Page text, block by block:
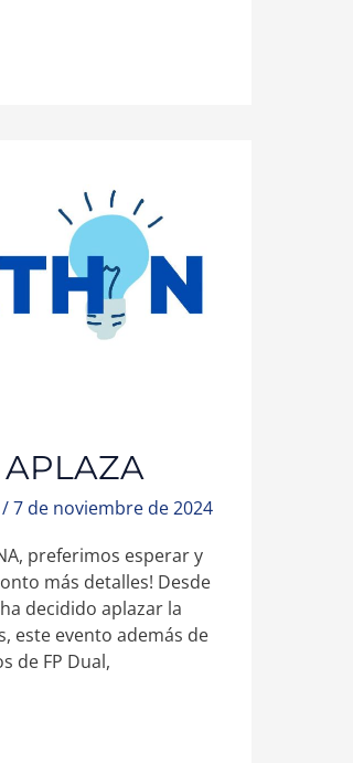
APLAZA
/7 de noviembre de 2024
preferimos esperar y
más detalles! Desde
ha decidido aplazar la
este evento además de
de FP Dual,